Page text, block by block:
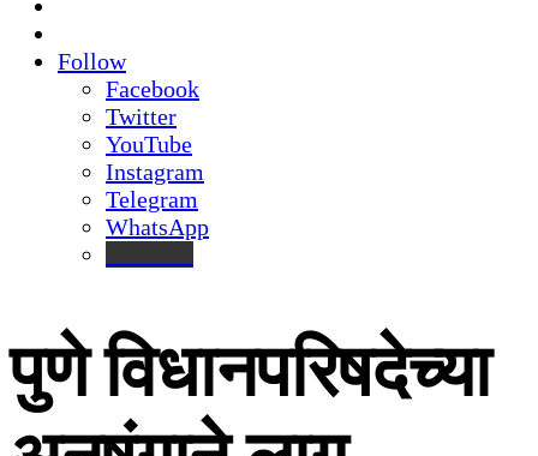
Follow
Facebook
Twitter
YouTube
Instagram
Telegram
WhatsApp
पुणे विधानपरिषदेच्या